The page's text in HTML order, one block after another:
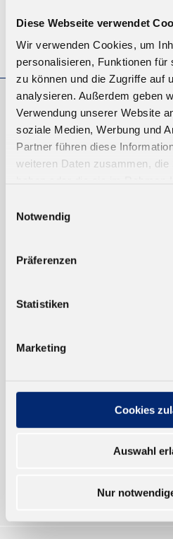
Diese Webseite verwendet
Wir verwenden Cookies, um
personalisieren, Funktionen für
zu können und die Zugriffe auf
analysieren. Außerdem geben
Verwendung unserer Website
soziale Medien, Werbung und
Partner führen diese
weiteren Daten zusammen, die
Notwendig
Präferenzen
Statistiken
Marketing
Cookies
Auswahl
Nur
© KLEIBERIT SE & CO. KG, Max-
Germany
EINKAUFEN
NEUKUNDEN
VERSAND UND ZAHLUNG
EINFACH BEZAHLEN
Verkauf nur an Unternehmer,
Gewerbetreibende und öffentliche
Sinne des § 13 BGB. Alle Preise